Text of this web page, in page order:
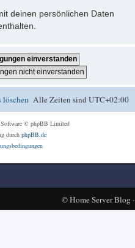
deinen persönlichen Daten
Alle Zeiten sindUTC+02:00
© phpBB Limited
durch phpBB.de
©Home Server Blog